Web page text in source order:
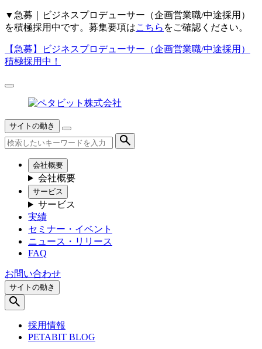
▼ 急募｜ビジネスプロデューサー（企画営業職/中途採用）
を積極採用中です。募集要項はこちら をご確認ください。
【急募】
ビジネスプロデューサー（企画営業職/中途採用）
積極採用中！
サイトの動き
会社概要
会社概要
サービス
サービス
実績
セミナー・イベント
ニュース・リリース
FAQ
お問い合わせ
サイトの動き
採用情報
PETABIT BLOG